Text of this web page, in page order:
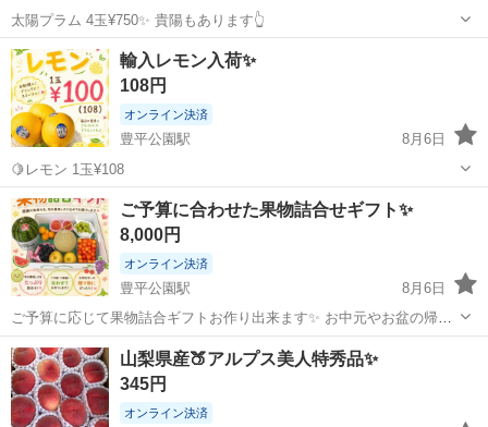
太陽プラム 4玉¥750✨ 貴陽もあります👆
北海道 札幌市 豊平公園駅
輸入レモン入荷✨
108円
オンライン決済
豊平公園駅
8月6日
🍋レモン 1玉¥108
北海道 札幌市 豊平公園駅 食品 レモン
ご予算に合わせた果物詰合せギフト✨
8,000円
オンライン決済
豊平公園駅
8月6日
ご予算に応じて果物詰合ギフトお作り出来ます✨ お中元やお盆の帰省
の際の手土産などお気軽にご相談下さい🤗 ⚠️さくらんぼだけ今入荷終
わっています🙇‍♀️
北海道 札幌市 豊平公園駅 食品
山梨県産🍑アルプス美人特秀品✨
345円
オンライン決済